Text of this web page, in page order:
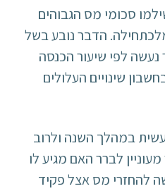
סכומי מס הגבוהים
הדבר נובע בשל
נעשה לפי שיעור הכנסה
שינויים העלולים
במהלך השנה ולרוב
לברר האם מגיע לו
להחזרי מס אצל פקיד